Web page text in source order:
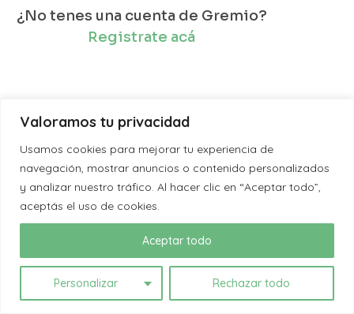
Valoramos tu privacidad
Usamos cookies para mejorar tu experiencia de
navegación, mostrar anuncios o contenido personalizados
y analizar nuestro tráfico. Al hacer clic en “Aceptar todo”,
aceptás el uso de cookies.
Personalizar Rechazar todo
Aceptar todo
¿No tenes una cuenta de Gremio?
Registrate acá